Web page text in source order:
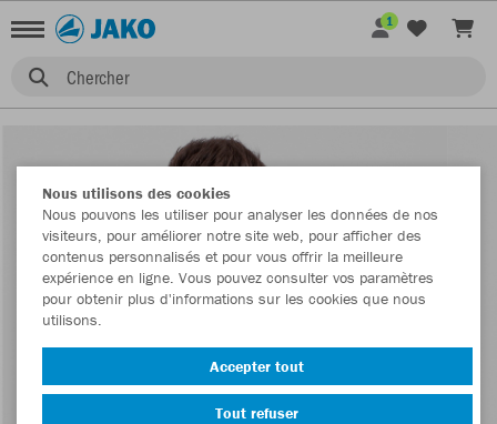
Chercher
1
Nous utilisons des cookies
Nous pouvons les utiliser pour analyser les données de nos
visiteurs, pour améliorer notre site web, pour afficher des
contenus personnalisés et pour vous offrir la meilleure
expérience en ligne. Vous pouvez consulter vos paramètres
pour obtenir plus d'informations sur les cookies que nous
utilisons.
Accepter tout
Tout refuser